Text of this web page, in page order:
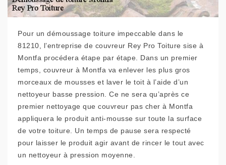
Pour un démoussage toiture impeccable dans le
81210, l’entreprise de couvreur Rey Pro Toiture sise à
Montfa procédera étape par étape. Dans un premier
temps, couvreur à Montfa va enlever les plus gros
morceaux de mousses et laver le toit à l’aide d’un
nettoyeur basse pression. Ce ne sera qu’après ce
premier nettoyage que couvreur pas cher à Montfa
appliquera le produit anti-mousse sur toute la surface
de votre toiture. Un temps de pause sera respecté
pour laisser le produit agir avant de rincer le tout avec
un nettoyeur à pression moyenne.